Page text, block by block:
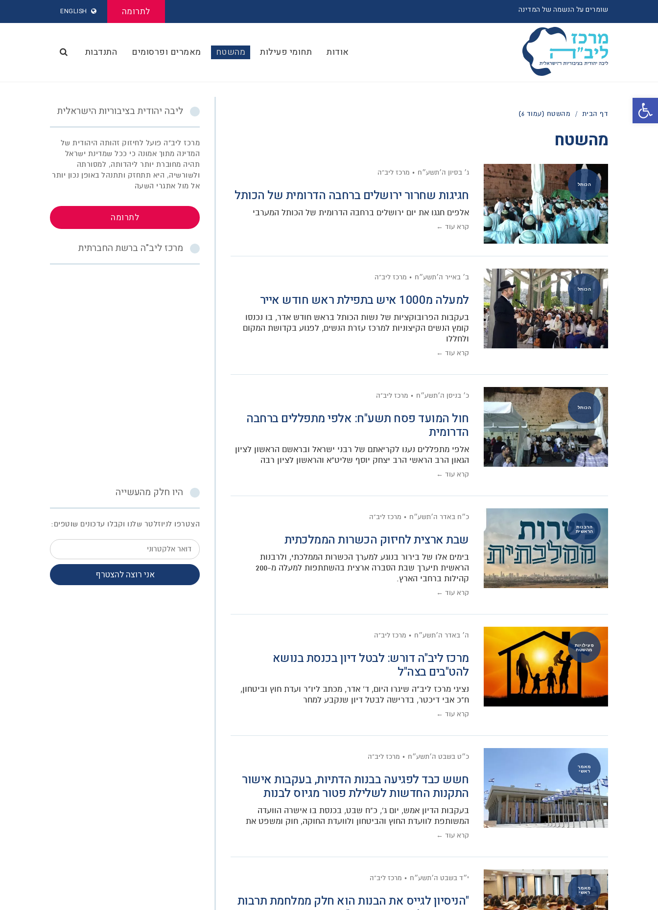
פתח סרגל נגישות
שומרים על הנשמה של המדינה לתרומה ENGLISH
אודות תחומי פעילות מהשטח מאמרים ופרסומים התנדבות
דף הבית / מהשטח (עמוד 6)
מהשטח
הכותל
ג׳ בסיון ה׳תשע״ח מרכז ליב"ה
חגיגות שחרור ירושלים ברחבה הדרומית של הכותל
אלפים חגגו את יום ירושלים ברחבה הדרומית של הכותל המערבי
קרא עוד ←
הכותל
ב׳ באייר ה׳תשע״ח מרכז ליב"ה
למעלה מ1000 איש בתפילת ראש חודש אייר
בעקבות הפרובוקציות של נשות הכותל בראש חודש אדר, בו נכנסו
קומץ הנשים הקיצוניות למרכז עזרת הנשים, לפגוע בקדושת המקום
ולחללו
קרא עוד ←
הכותל
כ׳ בניסן ה׳תשע״ח מרכז ליב"ה
חול המועד פסח תשע"ח: אלפי מתפללים ברחבה
הדרומית
אלפי מתפללים נענו לקריאתם של רבני ישראל ובראשם הראשון לציון
הגאון הרב הראשי הרב יצחק יוסף שליט"א והראשון לציון רבה
קרא עוד ←
הרבנות
הראשית
כ״ח באדר ה׳תשע״ח מרכז ליב"ה
שבת ארצית לחיזוק הכשרות הממלכתית
בימים אלו של בירור בנוגע למערך הכשרות הממלכתי, ולרבנות
הראשית תיערך שבת הסברה ארצית בהשתתפות למעלה מ-200
קהילות ברחבי הארץ.
קרא עוד ←
פעילויות
מהשטח
ה׳ באדר ה׳תשע״ח מרכז ליב"ה
מרכז ליב"ה דורש: לבטל דיון בכנסת בנושא
להט"בים בצה"ל
נציגי מרכז ליב"ה שיגרו היום, ד' אדר, מכתב ליו"ר ועדת חוץ וביטחון,
ח"כ אבי דיכטר, בדרישה לבטל דיון שנקבע למחר
קרא עוד ←
מאמר
ראשי
כ״ט בשבט ה׳תשע״ח מרכז ליב"ה
חשש כבד לפגיעה בבנות הדתיות, בעקבות אישור
התקנות החדשות לשלילת פטור מגיוס לבנות
בעקבות הדיון אמש, יום ג', כ"ח שבט, בכנסת בו אישרה הוועדה
המשותפת לוועדת החוץ והביטחון ולוועדת החוקה, חוק ומשפט את
קרא עוד ←
מאמר
ראשי
י״ד בשבט ה׳תשע״ח מרכז ליב"ה
"הניסיון לגייס את הבנות הוא חלק ממלחמת תרבות
ליבה יהודית בציבוריות הישראלית
מרכז ליב"ה פועל לחיזוק זהותה היהודית של
המדינה מתוך אמונה כי ככל שמדינת ישראל
תהיה מחוברת יותר ליהדותה, למסורתה
ולשורשיה, היא תתחזק ותתנהל באופן נכון יותר
אל מול אתגרי השעה
לתרומה
מרכז ליב"ה ברשת החברתית
היו חלק מהעשייה
הצטרפו לניוזלטר שלנו וקבלו עדכונים שוטפים:
דואר
אלקטרוני
אני רוצה להצטרף